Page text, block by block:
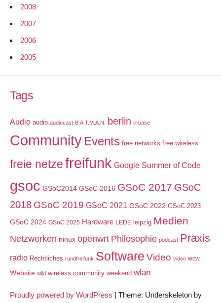
2008
2007
2006
2005
Tags
Audio audio audiocast B.A.T.M.A.N. berlin c-base
Community Events free networks free wireless
freie netzefreifunk Google Summer of Code
gsoc GSoC2014 GSoC 2016 GSoC 2017 GSoC
2018 GSoC 2019 GSoC 2021 GSoC 2022 GSoC 2023
GSoC 2024 GSoC 2025 Hardware LEDE leipzig Medien
Netzwerken ninux openwrt Philosophie podcast Praxis
radio Rechtliches rundfreifunk Software Video video wcw
Website wiki wireless community weekend wlan
Proudly powered by WordPress | Theme: Underskeleton by